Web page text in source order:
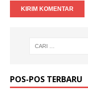
POS-POS TERBARU